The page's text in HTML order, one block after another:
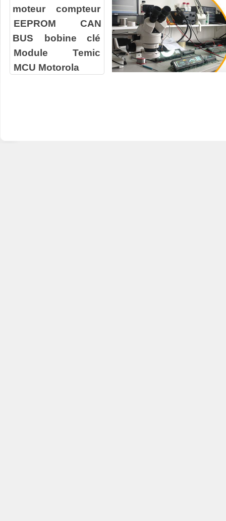
moteur compteur
EEPROM
CAN
BUS
bobine clé
Module Temic
MCU Motorola